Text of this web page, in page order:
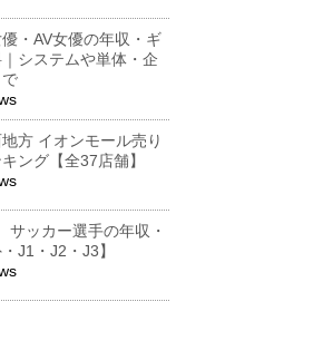
・AV女優の年収・ギ
システムや単体・企
方 イオンモール売り
ング【全37店舗】
サッカー選手の年収・
J1・J2・J3】